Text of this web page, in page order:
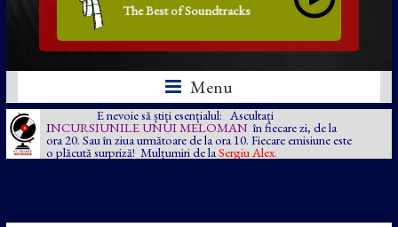
The Best of Soundtracks
Menu
E nevoie să știți esențialul: Ascultați
INCURSIUNILE UNUI MELOMAN în fiecare zi, de la
ora 20. Sau în ziua următoare de la ora 10. Fiecare emisiune este
o plăcută surpriză! Mulțumiri de la Sergiu Alex.